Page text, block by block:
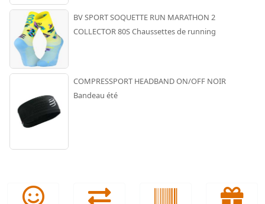
BV SPORT SOQUETTE RUN MARATHON 2
COLLECTOR 80S Chaussettes de running
COMPRESSPORT HEADBAND ON/OFF NOIR
Bandeau été